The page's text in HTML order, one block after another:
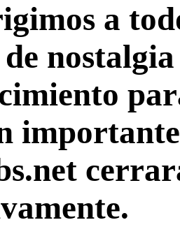
a
de